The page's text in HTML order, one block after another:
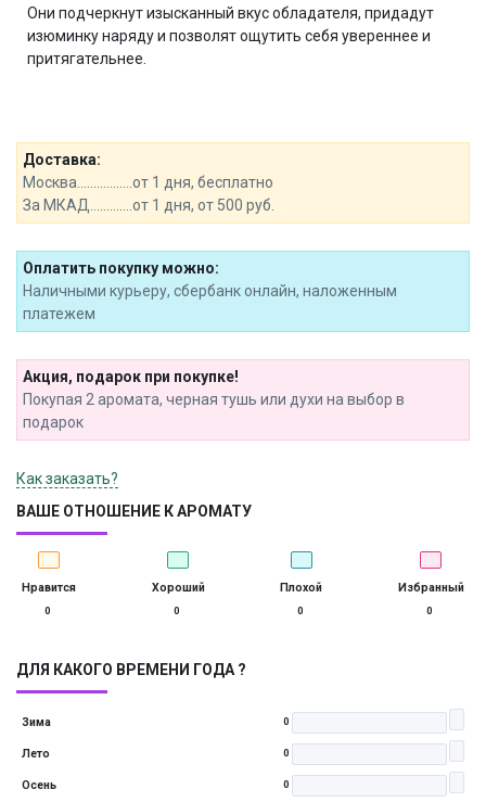
Они подчеркнут изысканный вкус обладателя, придадут
изюминку наряду и позволят ощутить себя увереннее и
притягательнее.
Доставка:
Москва.................от 1 дня, бесплатно
За МКАД.............от 1 дня, от 500 руб.
Оплатить покупку можно:
Наличными курьеру, сбербанк онлайн, наложенным
платежем
Акция, подарок при покупке!
Покупая 2 аромата, черная тушь или духи на выбор в
подарок
Как заказать?
ВАШЕ ОТНОШЕНИЕ К АРОМАТУ
Нравится
0
Хороший
0
Плохой
0
Избранный
0
ДЛЯ КАКОГО ВРЕМЕНИ ГОДА ?
Зима 0
Лето 0
Осень 0